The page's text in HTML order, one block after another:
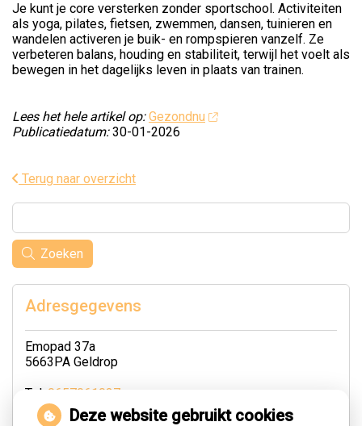
Je kunt je core versterken zonder sportschool. Activiteiten
als yoga, pilates, fietsen, zwemmen, dansen, tuinieren en
wandelen activeren je buik- en rompspieren vanzelf. Ze
verbeteren balans, houding en stabiliteit, terwijl het voelt als
bewegen in het dagelijks leven in plaats van trainen.
Lees het hele artikel op: Gezondnu
Publicatiedatum:30-01-2026
Terug naar overzicht
Zoeken
Adresgegevens
Emopad 37a
5663PA Geldrop
Tel: 0657061037
E-mail: m.borgers@logopedie-geldrop.nl
Deze website gebruikt cookies